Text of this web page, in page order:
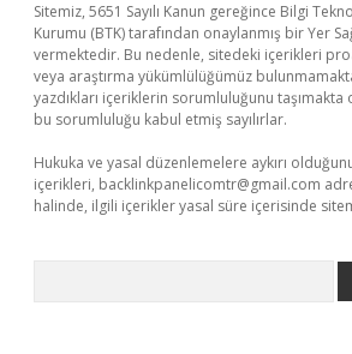
Sitemiz, 5651 Sayılı Kanun gereğince Bilgi
Kurumu (BTK) tarafından onaylanmış bir Yer
vermektedir. Bu nedenle, sitedeki içerikleri
veya araştırma yükümlülüğümüz
yazdıkları içeriklerin sorumluluğunu
bu sorumluluğu kabul etmiş sayılırlar.
Hukuka ve yasal düzenlemelere aykırı
içerikleri, backlinkpanelicomtr@gmail.com
halinde, ilgili içerikler yasal süre içerisinde